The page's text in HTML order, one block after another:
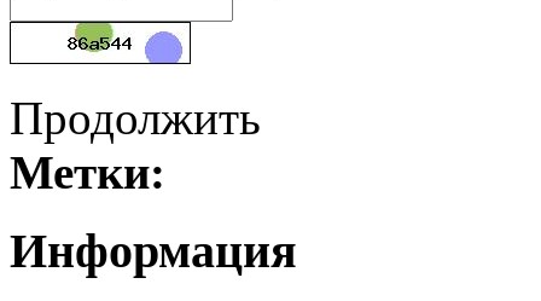
Продолжить
Метки:
Информация